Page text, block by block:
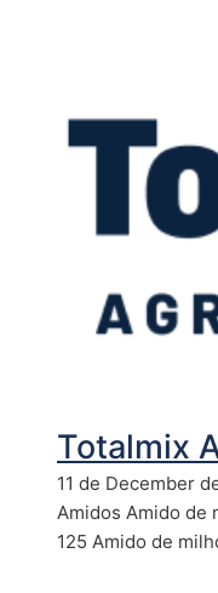
Totalmix
11 de December
Amidos Amido de
125 Amido de